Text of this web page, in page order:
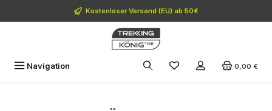
Zum Hauptinhalt springenKostenloser Versand (EU) ab 50€
Navigation 0,00 €